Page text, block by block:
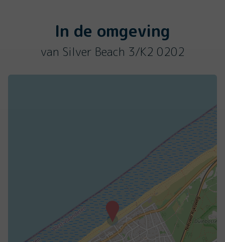
In de omgeving
van Silver Beach 3/K2 0202